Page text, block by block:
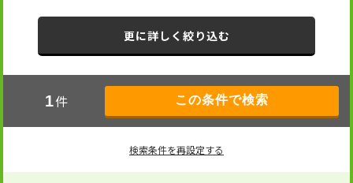
更に詳しく絞り込む
1件
検索条件を再設定する